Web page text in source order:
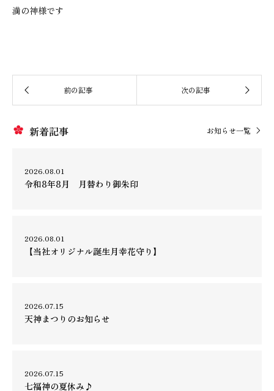
満の神様です
新着記事 お知らせ一覧
2026.08.01
令和8年8月 月替わり御朱印
2026.08.01
【当社オリジナル誕生月幸花守り】
2026.07.15
天神まつりのお知らせ
2026.07.15
七福神の夏休み♪